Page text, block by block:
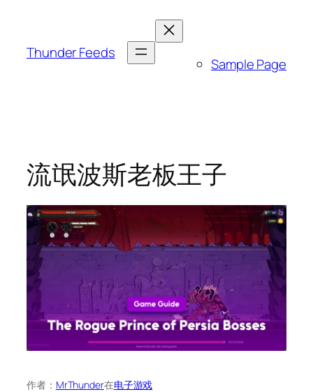
Thunder Feeds
Sample Page
流氓波斯老板王子
作者： MrThunder在电子游戏